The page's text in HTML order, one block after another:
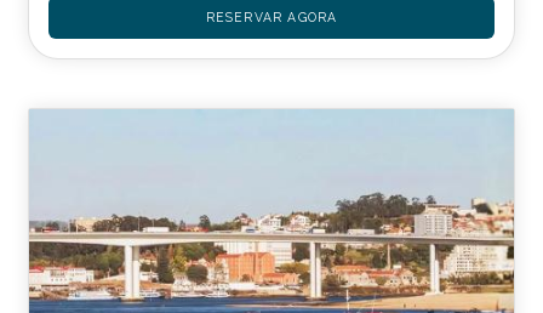
RESERVAR AGORA